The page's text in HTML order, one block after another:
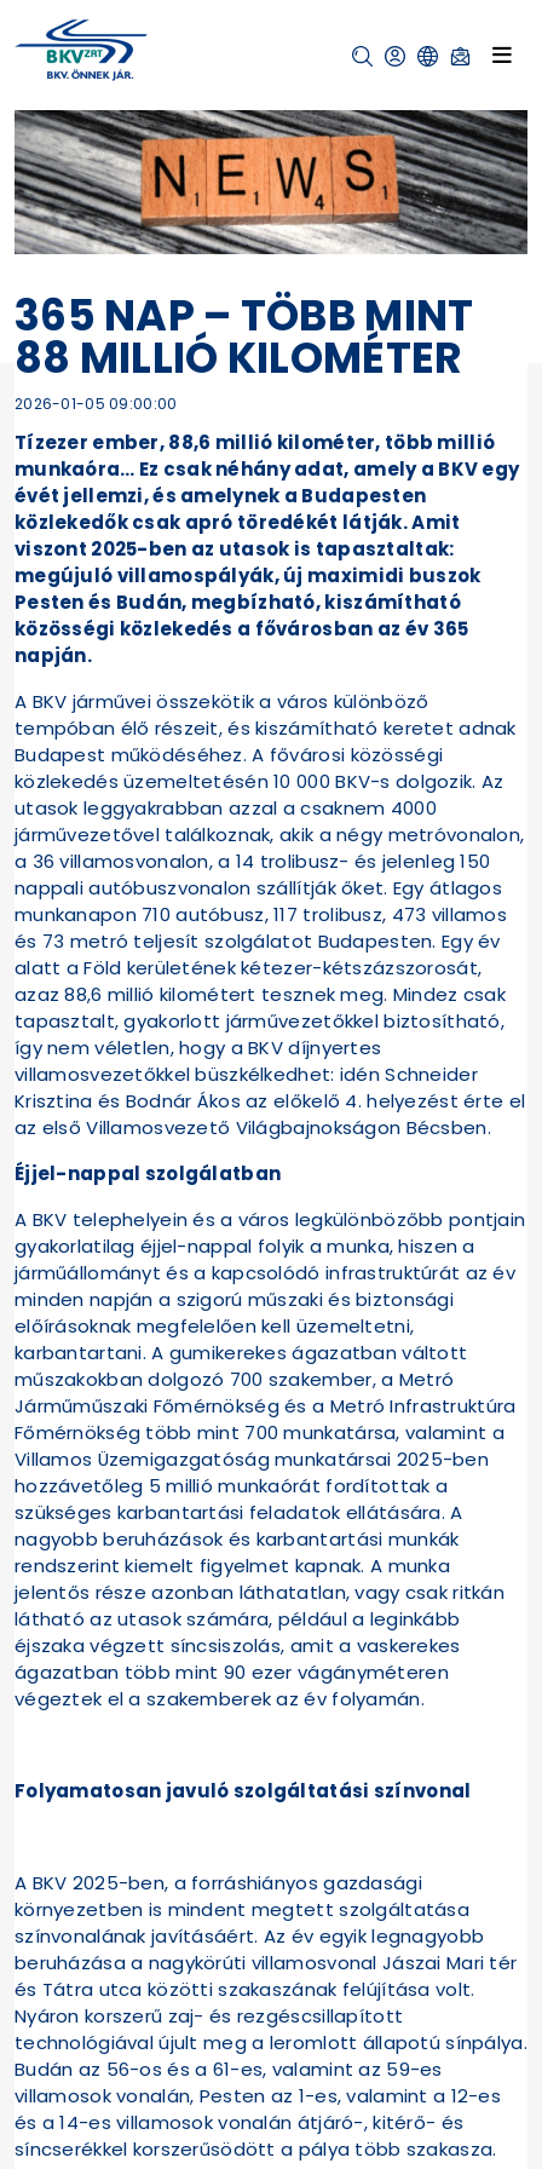
365 NAP – TÖBB MINT
88 MILLIÓ KILOMÉTER
2026-01-05 09:00:00
Tízezer ember, 88,6 millió kilométer, több millió
munkaóra… Ez csak néhány adat, amely a BKV egy
évét jellemzi, és amelynek a Budapesten
közlekedők csak apró töredékét látják. Amit
viszont 2025-ben az utasok is tapasztaltak:
megújuló villamospályák, új maximidi buszok
Pesten és Budán, megbízható, kiszámítható
közösségi közlekedés a fővárosban az év 365
napján.
A BKV járművei összekötik a város különböző
tempóban élő részeit, és kiszámítható keretet adnak
Budapest működéséhez. A fővárosi közösségi
közlekedés üzemeltetésén 10 000 BKV-s dolgozik. Az
utasok leggyakrabban azzal a csaknem 4000
járművezetővel találkoznak, akik a négy metróvonalon,
a 36 villamosvonalon, a 14 trolibusz- és jelenleg 150
nappali autóbuszvonalon szállítják őket. Egy átlagos
munkanapon 710 autóbusz, 117 trolibusz, 473 villamos
és 73 metró teljesít szolgálatot Budapesten. Egy év
alatt a Föld kerületének kétezer-kétszázszorosát,
azaz 88,6 millió kilométert tesznek meg. Mindez csak
tapasztalt, gyakorlott járművezetőkkel biztosítható,
így nem véletlen, hogy a BKV díjnyertes
villamosvezetőkkel büszkélkedhet: idén Schneider
Krisztina és Bodnár Ákos az előkelő 4. helyezést érte el
az első Villamosvezető Világbajnokságon Bécsben.
Éjjel-nappal szolgálatban
A BKV telephelyein és a város legkülönbözőbb pontjain
gyakorlatilag éjjel-nappal folyik a munka, hiszen a
járműállományt és a kapcsolódó infrastruktúrát az év
minden napján a szigorú műszaki és biztonsági
előírásoknak megfelelően kell üzemeltetni,
karbantartani. A gumikerekes ágazatban váltott
műszakokban dolgozó 700 szakember, a Metró
Járműműszaki Főmérnökség és a Metró Infrastruktúra
Főmérnökség több mint 700 munkatársa, valamint a
Villamos Üzemigazgatóság munkatársai 2025-ben
hozzávetőleg 5 millió munkaórát fordítottak a
szükséges karbantartási feladatok ellátására. A
nagyobb beruházások és karbantartási munkák
rendszerint kiemelt figyelmet kapnak. A munka
jelentős része azonban láthatatlan, vagy csak ritkán
látható az utasok számára, például a leginkább
éjszaka végzett síncsiszolás, amit a vaskerekes
ágazatban több mint 90 ezer vágányméteren
végeztek el a szakemberek az év folyamán.
Folyamatosan javuló szolgáltatási színvonal
A BKV 2025-ben, a forráshiányos gazdasági
környezetben is mindent megtett szolgáltatása
színvonalának javításáért. Az év egyik legnagyobb
beruházása a nagykörúti villamosvonal Jászai Mari tér
és Tátra utca közötti szakaszának felújítása volt.
Nyáron korszerű zaj- és rezgéscsillapított
technológiával újult meg a leromlott állapotú sínpálya.
Budán az 56-os és a 61-es, valamint az 59-es
villamosok vonalán, Pesten az 1-es, valamint a 12-es
és a 14-es villamosok vonalán átjáró-, kitérő- és
síncserékkel korszerűsödött a pálya több szakasza.